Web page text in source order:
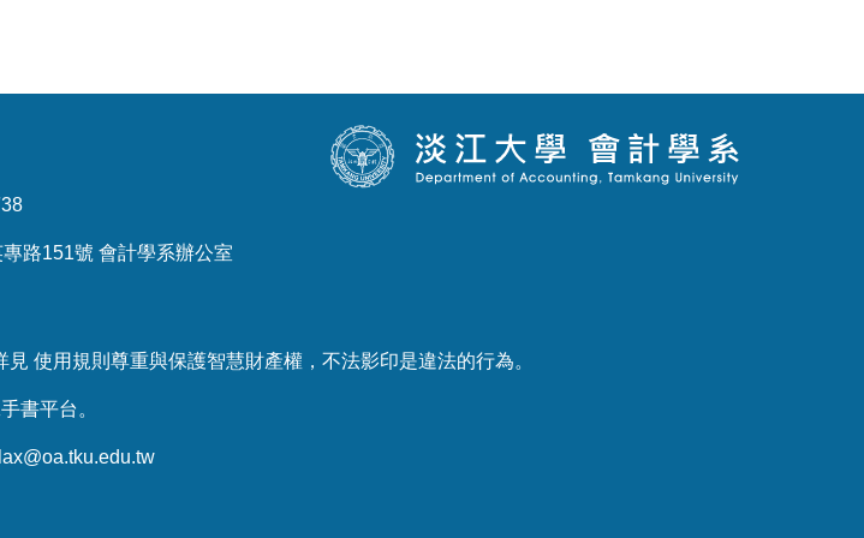
路151號 會計學系辦公室
使用規則尊重與保護智慧財產權，不法影印是違法的行為。
書平台 。